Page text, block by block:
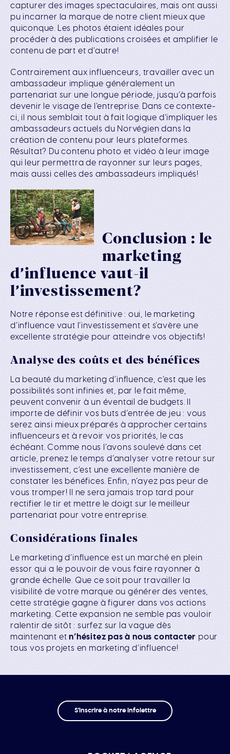
capturer des images spectaculaires, mais ont aussi
pu incarner la marque de notre client mieux que
quiconque. Les photos étaient idéales pour
procéder à des publications croisées et amplifier le
contenu de part et d’autre!
Contrairement aux influenceurs, travailler avec un
ambassadeur implique généralement un
partenariat sur une longue période, jusqu’à parfois
devenir le visage de l’entreprise. Dans ce contexte-
ci, il nous semblait tout à fait logique d’impliquer les
ambassadeurs actuels du Norvégien dans la
création de contenu pour leurs plateformes.
Résultat? Du contenu photo et vidéo à leur image
qui leur permettra de rayonner sur leurs pages,
mais aussi celles des ambassadeurs impliqués!
Conclusion : le
marketing
d’influence vaut-il
l’investissement?
Notre réponse est définitive : oui, le marketing
d’influence vaut l’investissement et s’avère une
excellente stratégie pour atteindre vos objectifs!
Analyse des coûts et des bénéfices
La beauté du marketing d’influence, c’est que les
possibilités sont infinies et, par le fait même,
peuvent convenir à un éventail de budgets. Il
importe de définir vos buts d’entrée de jeu : vous
serez ainsi mieux préparés à approcher certains
influenceurs et à revoir vos priorités, le cas
échéant. Comme nous l’avons soulevé dans cet
article, prenez le temps d’analyser votre retour sur
investissement, c’est une excellente manière de
constater les bénéfices. Enfin, n’ayez pas peur de
vous tromper! Il ne sera jamais trop tard pour
rectifier le tir et mettre le doigt sur le meilleur
partenariat pour votre entreprise.
Considérations finales
Le marketing d’influence est un marché en plein
essor qui a le pouvoir de vous faire rayonner à
grande échelle. Que ce soit pour travailler la
visibilité de votre marque ou générer des ventes,
cette stratégie gagne à figurer dans vos actions
marketing. Cette expansion ne semble pas vouloir
ralentir de sitôt : surfez sur la vague dès
maintenant etn’hésitez pas à nous contacter pour
tous vos projets en marketing d’influence!
S'inscrire à notre infolettre